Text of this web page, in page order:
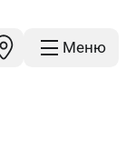
Меню